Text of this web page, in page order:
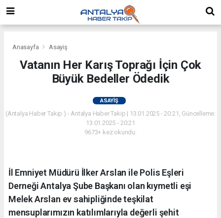
Anasayfa Asayiş
Vatanın Her Karış Toprağı İçin Çok
Büyük Bedeller Ödedik
ASAYIŞ
(Antalya Haber Takip ) - Antalya Haber Takip | 13.01.2025 - 20:21, Güncelleme:
13.01.2025 - 20:21
9673+ kez okundu.
İl Emniyet Müdürü İlker Arslan ile Polis Eşleri
Derneği Antalya Şube Başkanı olan kıymetli eşi
Melek Arslan ev sahipliğinde teşkilat
mensuplarımızın katılımlarıyla değerli şehit